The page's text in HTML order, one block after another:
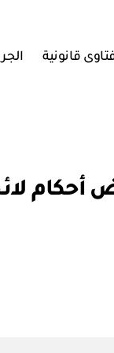
قانونية
وزاري رقم ٤٧٤ / ٢٠١٤